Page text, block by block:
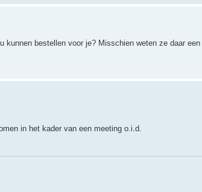
bestellen voor je? Misschien weten ze daar
in het kader van een meeting o.i.d.